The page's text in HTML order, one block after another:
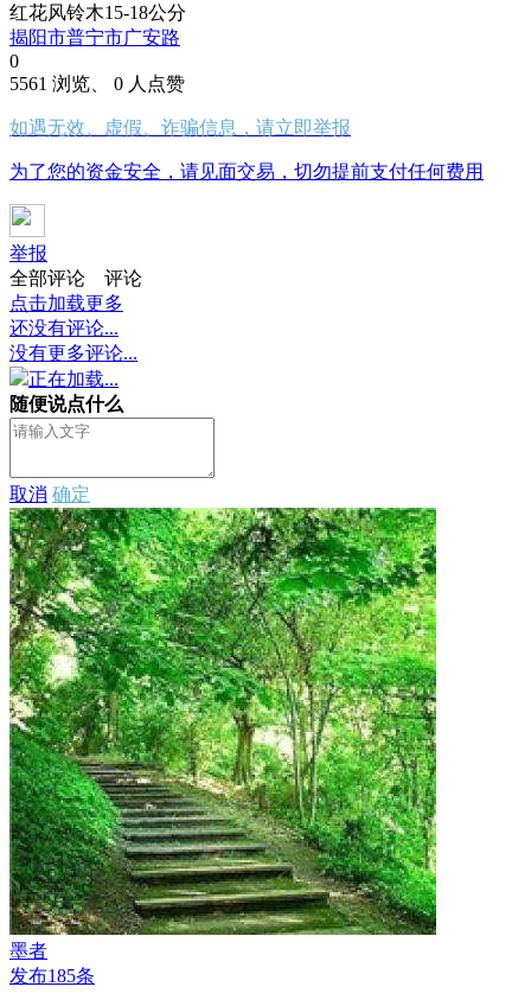
红花风铃木15-18公分
揭阳市普宁市广安路
0
5561 浏览、 0 人点赞
如遇无效、虚假、诈骗信息，请立即举报
为了您的资金安全，请见面交易，切勿提前支付任何费用
举报
全部评论
评论
点击加载更多
还没有评论...
没有更多评论...
正在加载...
随便说点什么
取消 确定
墨者
发布185条